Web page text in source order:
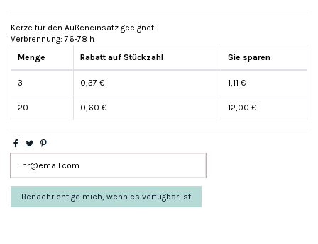
Kerze für den Außeneinsatz geeignet
Verbrennung: 76-78 h
Menge
Rabatt auf Stückzahl Sie sparen
3 0,37 € 1,11 €
20 0,60 € 12,00 €